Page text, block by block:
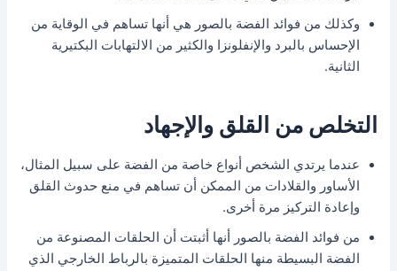
وكذلك من فوائد الفضة بالصور هي أنها تساهم في الوقاية من
الإحساس بالبرد والإنفلونزا والكثير من الالتهابات البكتيرية
الثانية.
التخلص من القلق والإجهاد
عندما يرتدي الشخص أنواع خاصة من الفضة على سبيل المثال،
الأساور والقلادات من الممكن أن تساهم في منع حدوث القلق
وإعادة التركيز مرة أخرى.
من فوائد الفضة بالصور أنها أثبتت أن الحلقات المصنوعة من
الفضة البسيطة منها الحلقات المتميزة بالرباط الخارجي الذي